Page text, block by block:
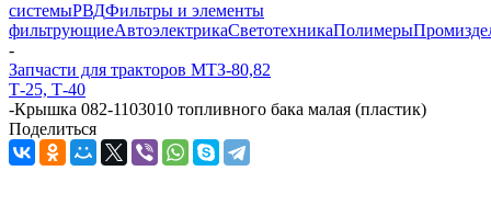
системыРВДФильтры и элементы
фильтрующиеАвтоэлектрикаСветотехникаПолимеры
-
Запчасти для тракторов МТЗ-80,82
Т-25, Т-40
-Крышка 082-1103010 топливного бака малая (пластик)
Поделиться